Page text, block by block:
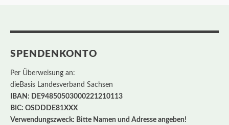
SPENDENKONTO
Per Überweisung an:
dieBasis Landesverband Sachsen
IBAN: DE94850503000221210113
BIC: OSDDDE81XXX
Verwendungszweck: Bitte Namen und Adresse angeben!